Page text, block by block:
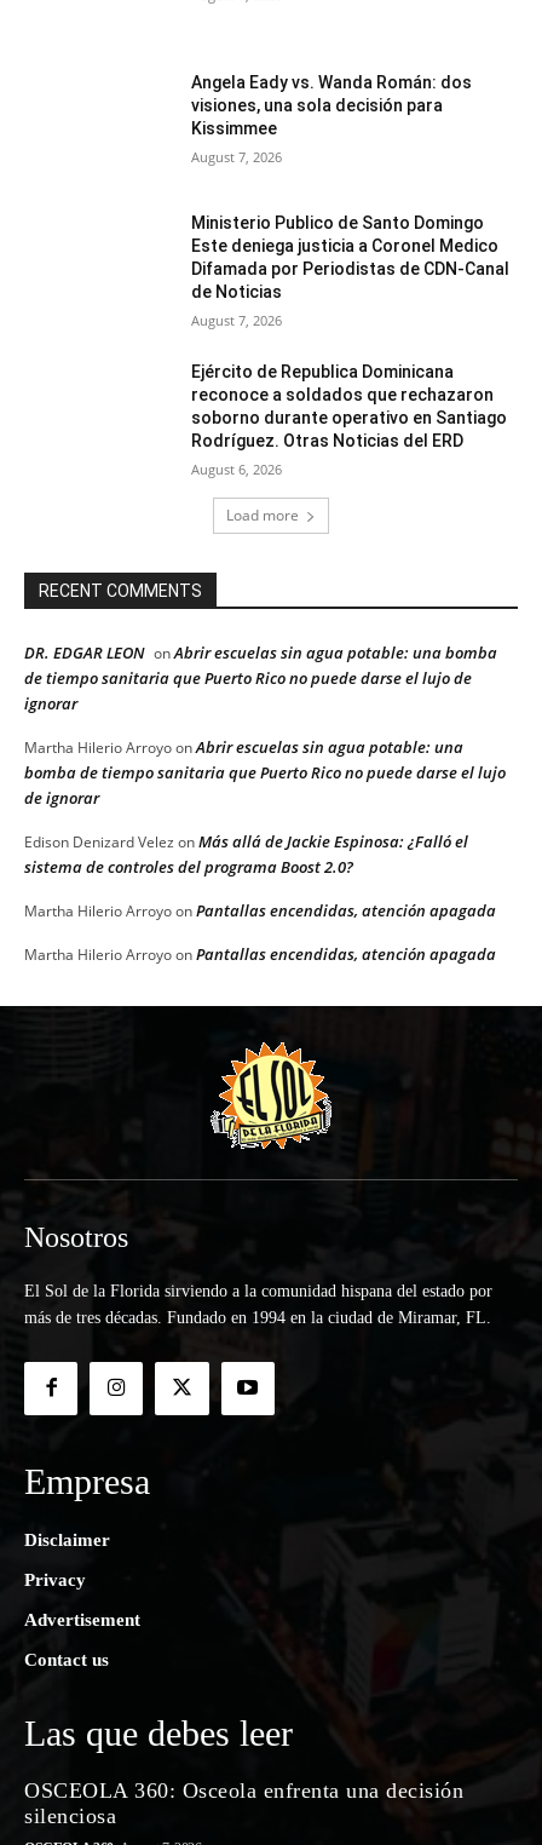
Angela Eady vs. Wanda Román: dos
visiones, una sola decisión para
Kissimmee
August 7, 2026
Ministerio Publico de Santo Domingo
Este deniega justicia a Coronel Medico
Difamada por Periodistas de CDN-Canal
de Noticias
August 7, 2026
Ejército de Republica Dominicana
reconoce a soldados que rechazaron
soborno durante operativo en Santiago
Rodríguez. Otras Noticias del ERD
August 6, 2026
Load more
RECENT COMMENTS
DR. EDGAR LEON onAbrir escuelas sin agua potable: una bomba
de tiempo sanitaria que Puerto Rico no puede darse el lujo de
ignorar
Martha Hilerio ArroyoonAbrir escuelas sin agua potable: una
bomba de tiempo sanitaria que Puerto Rico no puede darse el lujo
de ignorar
Edison Denizard Velez onMás allá de Jackie Espinosa: ¿Falló el
sistema de controles del programa Boost 2.0?
Martha Hilerio ArroyoonPantallas encendidas, atención apagada
Martha Hilerio ArroyoonPantallas encendidas, atención apagada
Nosotros
El Sol de la Florida sirviendo a la comunidad hispana del estado por
más de tres décadas. Fundado en 1994 en la ciudad de Miramar, FL.
Empresa
Disclaimer
Privacy
Advertisement
Contact us
Las que debes leer
OSCEOLA 360: Osceola enfrenta una decisión
silenciosa